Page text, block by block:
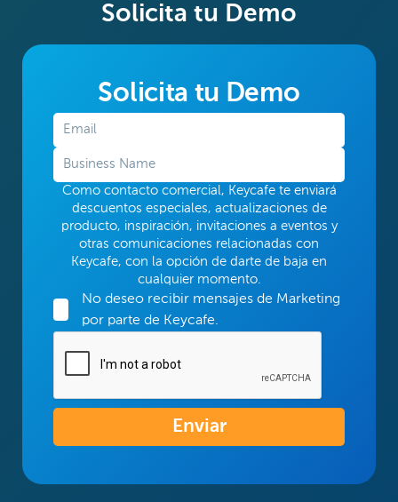
Solicita tu Demo
Solicita tu Demo
Como contacto comercial, Keycafe te enviará
descuentos especiales, actualizaciones de
producto, inspiración, invitaciones a eventos y
otras comunicaciones relacionadas con
Keycafe, con la opción de darte de baja en
cualquier momento.
No deseo recibir mensajes de Marketing
por parte de Keycafe.